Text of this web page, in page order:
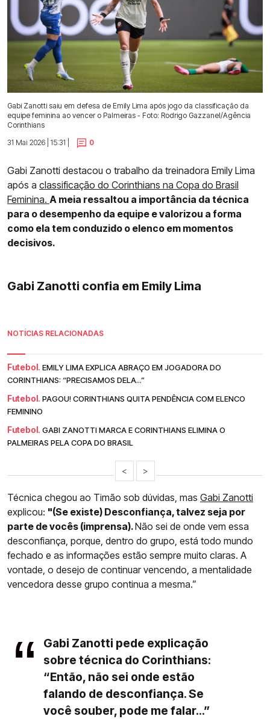
Gabi Zanotti saiu em defesa de Emily Lima após jogo da classificação da
equipe feminina ao vencer o Palmeiras - Foto: Rodrigo Gazzanel/Agência
Corinthians
31 Mai 2026 | 15:31 |
0
Gabi Zanotti destacou o trabalho da treinadora Emily Lima
após a classificação do Corinthians na Copa do Brasil
Feminina. A meia ressaltou a importância da técnica
para o desempenho da equipe e valorizou a forma
como ela tem conduzido o elenco em momentos
decisivos.
Gabi Zanotti confia em Emily Lima
NOTÍCIAS RELACIONADAS
Futebol. EMILY LIMA EXPLICA ABRAÇO EM JOGADORA DO
CORINTHIANS: “PRECISAMOS DELA...”
Futebol. PAGOU! CORINTHIANS QUITA PENDÊNCIA COM ELENCO
FEMININO
Futebol. GABI ZANOTTI MARCA E CORINTHIANS ELIMINA O
PALMEIRAS PELA COPA DO BRASIL
< >
Técnica chegou ao Timão sob dúvidas, mas Gabi Zanotti
explicou: "(Se existe) Desconfiança, talvez seja por
parte de vocês (imprensa).Não sei de onde vem essa
desconfiança, porque, dentro do grupo, está todo mundo
fechado e as informações estão sempre muito claras. A
vontade, o desejo de continuar vencendo, a mentalidade
vencedora desse grupo continua a mesma.”
Gabi Zanotti pede explicação
sobre técnica do Corinthians:
“Então, não sei onde estão
falando de desconfiança. Se
você souber, pode me falar...”